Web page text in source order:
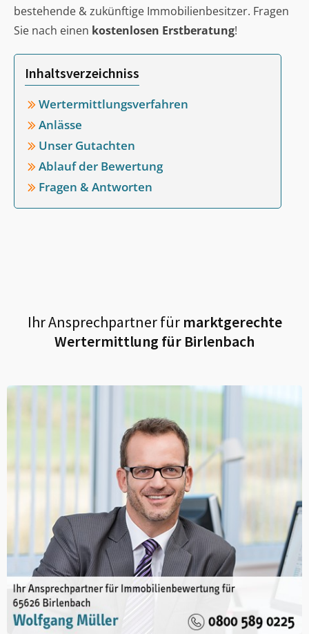
bestehende & zukünftige Immobilienbesitzer. Fragen
Sie nach einen kostenlosen Erstberatung!
Inhaltsverzeichniss
Wertermittlungsverfahren
Anlässe
Unser Gutachten
Ablauf der Bewertung
Fragen & Antworten
Ihr Ansprechpartner fürmarktgerechte
Wertermittlung für Birlenbach